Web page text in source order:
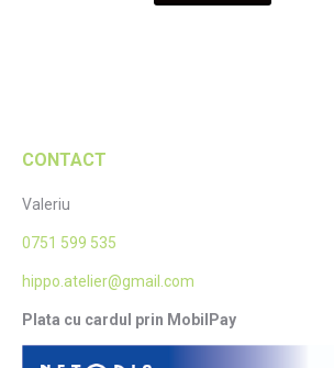
CONTACT
Valeriu
0751 599 535
hippo.atelier@gmail.com
Plata cu cardul prin MobilPay